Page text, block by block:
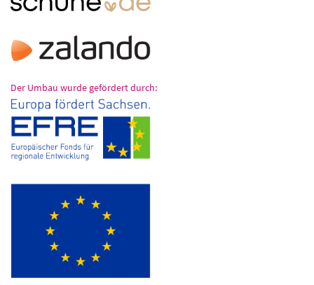
Der Umbau wurde gefördert durch: